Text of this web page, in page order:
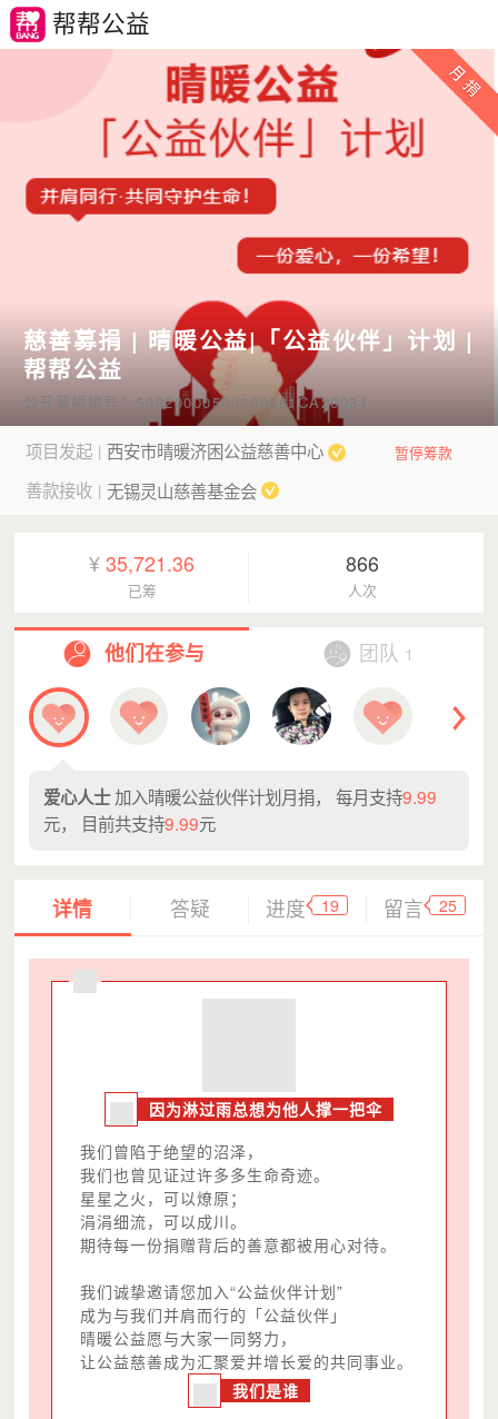
帮帮公益
慈善募捐 | 晴暖公益|「公益伙伴」计划 |
帮帮公益
公开募捐编号：53320000509200881CA20034
项目发起 | 西安市晴暖济困公益慈善中心 暂停筹款
善款接收 | 无锡灵山慈善基金会
¥35,721.36
已筹
866
人次
他们在参与 团队 1
爱心人士加入晴暖公益伙伴计划月捐， 每月支持9.99
元， 目前共支持9.99元
详情 答疑 进度 19 留言 25
因为淋过雨总想为他人撑一把伞
我们曾陷于绝望的沼泽，
我们也曾见证过许多多生命奇迹。
星星之火，可以燎原；
涓涓细流，可以成川。
期待每一份捐赠背后的善意都被用心对待。
我们诚挚邀请您加入“公益伙伴计划”
成为与我们并肩而行的「公益伙伴」
晴暖公益愿与大家一同努力，
让公益慈善成为汇聚爱并增长爱的共同事业。
我们是谁